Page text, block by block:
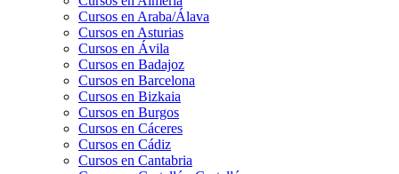
Cursos en Araba/Álava
Cursos en Asturias
Cursos en Ávila
Cursos en Badajoz
Cursos en Barcelona
Cursos en Bizkaia
Cursos en Burgos
Cursos en Cáceres
Cursos en Cádiz
Cursos en Cantabria